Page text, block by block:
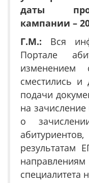
даты
кампании –
Г.М.: Вся
Портале
изменением
сместились
подачи
на
о
результатам
специалитета